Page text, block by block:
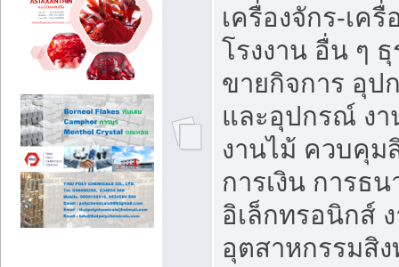
เครื่องจักร-เค
โรงงาน อื่น ๆ
ขายกิจการ อุป
และอุปกรณ์ ง
งานไม้ ควบคุม
การเงิน การธ
อิเล็กทรอนิกส์
อุตสาหกรรมสิ